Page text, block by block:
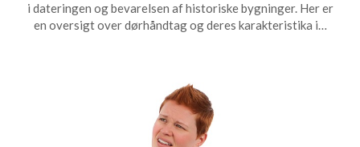
i dateringen og bevarelsen af historiske bygninger. Her er
en oversigt over dørhåndtag og deres karakteristika i…